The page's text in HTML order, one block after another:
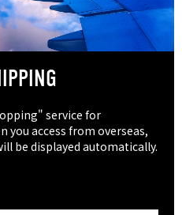
service for
you access from overseas,
be displayed automatically.